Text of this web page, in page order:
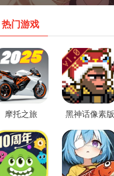
热门游戏
摩托之旅 黑神话像素版